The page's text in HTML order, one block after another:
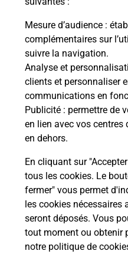
Mesure d’audience :
complémentaires sur
suivre la navigation.
Analyse et
clients et personnaliser
communications en
Publicité : permettre de
en lien avec vos centres
en dehors.
En cliquant sur
tous les cookies. Le
fermer" vous permet
les cookies
seront déposés. Vous
tout moment ou obtenir
notre politique de
Boîte aux lettres
Collecte du courrier
Fontaine De La Besson
30260
Orthoux Serignac
Itinéraire
Le lien s'ouvre dans un nouvel
Localiser Liste Boîtes aux
Orthoux Serignac Quilhan